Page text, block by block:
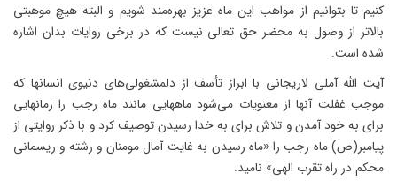
کنیم تا بتوانیم از مواهب این ماه عزیز بهره‌مند شویم و البته هیچ موهبتی
بالاتر از وصول به محضر حق تعالی نیست که در برخی روایات بدان اشاره
شده است.
آیت الله آملی لاریجانی با ابراز تأسف از دلمشغولی‌های دنیوی انسانها که
موجب غفلت آنها از معنویات می‌شود ماههایی مانند ماه رجب را زمانهایی
برای به خود آمدن و تلاش برای به خدا رسیدن توصیف کرد و با ذکر روایتی از
پیامبر(ص) ماه رجب را «ماه رسیدن به غایت آمال مومنان و رشته و ریسمانی
محکم در راه تقرب الهی» نامید.